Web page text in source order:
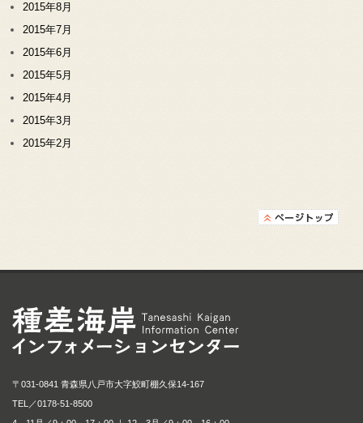
2015年8月
2015年7月
2015年6月
2015年5月
2015年4月
2015年3月
2015年2月
〒031-0841 青森県八戸市大字鮫町棚久保14-167
TEL／0178-51-8500